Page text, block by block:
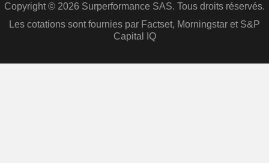
Copyright © 2026 Surperformance SAS. Tous droits réservés.
Les cotations sont fournies par Factset, Morningstar et S&P
Capital IQ